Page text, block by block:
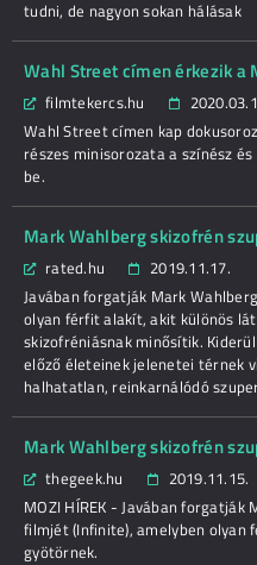
tudni, de nagyon sokan hálásak
Wahl Street címen érkezik a
filmtekercs.hu
Wahl Street címen kap
részes minisorozata a színész
be.
Mark Wahlberg skizofrén
rated.hu
2019.11.17.
Javában forgatják Mark
olyan férfit alakít, akit különös
skizofréniásnak minősítik.
előző életeinek jelenetei térnek
halhatatlan, reinkarnálódó
Mark Wahlberg skizofrén
thegeek.hu
2019.11.15.
MOZI HÍREK - Javában
filmjét (Infinite), amelyben
gyötörnek.